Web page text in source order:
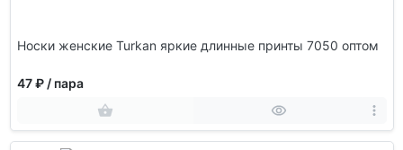
Носки женские Turkan яркие длинные принты 7050 оптом
47 ₽ / пара